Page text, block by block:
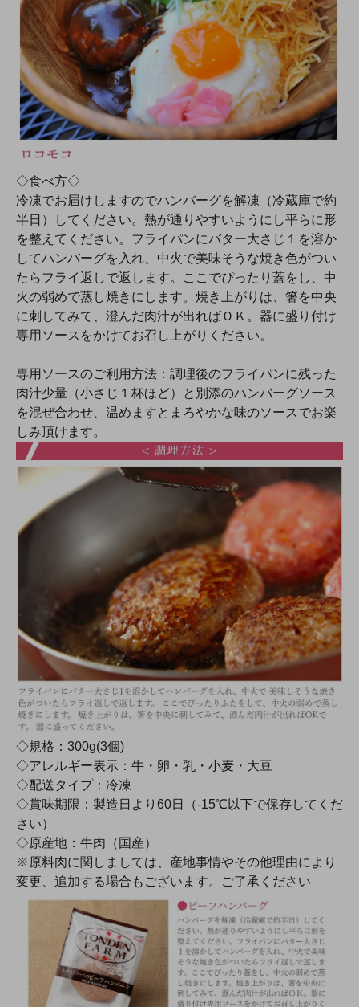
◇食べ方◇
冷凍でお届けしますのでハンバーグを解凍（冷蔵庫で約
半日）してください。熱が通りやすいようにし平らに形
を整えてください。フライパンにバター大さじ１を溶か
してハンバーグを入れ、中火で美味そうな焼き色がつい
たらフライ返しで返します。ここでぴったり蓋をし、中
火の弱めで蒸し焼きにします。焼き上がりは、箸を中央
に刺してみて、澄んだ肉汁が出ればＯＫ。器に盛り付け
専用ソースをかけてお召し上がりください。
専用ソースのご利用方法：調理後のフライパンに残った
肉汁少量（小さじ１杯ほど）と別添のハンバーグソース
を混ぜ合わせ、温めますとまろやかな味のソースでお楽
しみ頂けます。
◇規格：300g(3個)
◇アレルギー表示：牛・卵・乳・小麦・大豆
◇配送タイプ：冷凍
◇賞味期限：製造日より60日（-15℃以下で保存してくだ
さい）
◇原産地：牛肉（国産）
※原料肉に関しましては、産地事情やその他理由により
変更、追加する場合もございます。ご了承ください